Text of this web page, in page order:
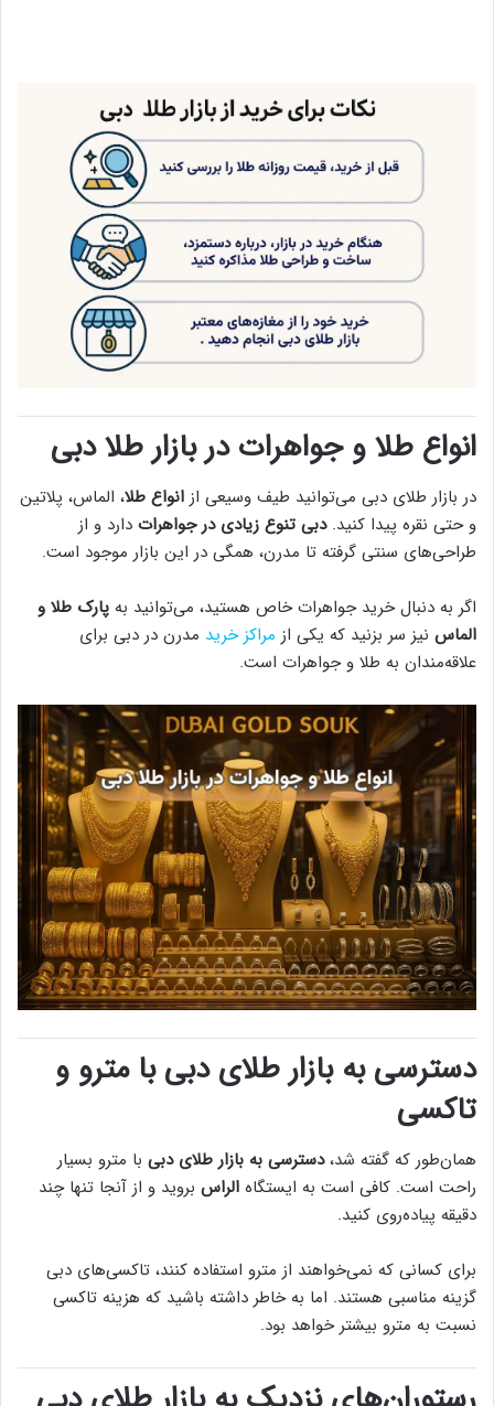
انواع طلا و جواهرات در بازار طلا دبی
در بازار طلای دبی می‌توانید طیف وسیعی از انواع طلا، الماس، پلاتین
و حتی نقره پیدا کنید.دبی تنوع زیادی در جواهرات دارد و از
طراحی‌های سنتی گرفته تا مدرن، همگی در این بازار موجود است.
اگر به دنبال خرید جواهرات خاص هستید، می‌توانید به پارک طلا و
الماس نیز سر بزنید که یکی از مراکز خرید مدرن در دبی برای
علاقه‌مندان به طلا و جواهرات است.
دسترسی به بازار طلای دبی با مترو و
تاکسی
همان‌طور که گفته شد،دسترسی به بازار طلای دبی با مترو بسیار
راحت است. کافی است به ایستگاه الراس بروید و از آنجا تنها چند
دقیقه پیاده‌روی کنید.
برای کسانی که نمی‌خواهند از مترو استفاده کنند، تاکسی‌های دبی
گزینه مناسبی هستند. اما به خاطر داشته باشید که هزینه تاکسی
نسبت به مترو بیشتر خواهد بود.